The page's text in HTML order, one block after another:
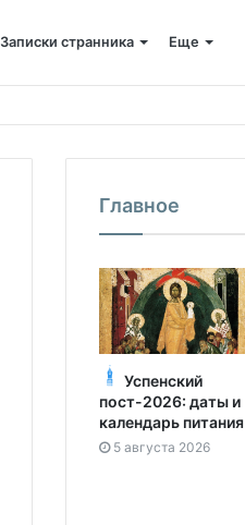
Записки странника Еще
Главное
Успенский
пост-2026: даты и
календарь питания
5 августа 2026